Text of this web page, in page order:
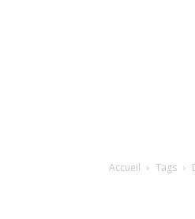
Accueil Tags